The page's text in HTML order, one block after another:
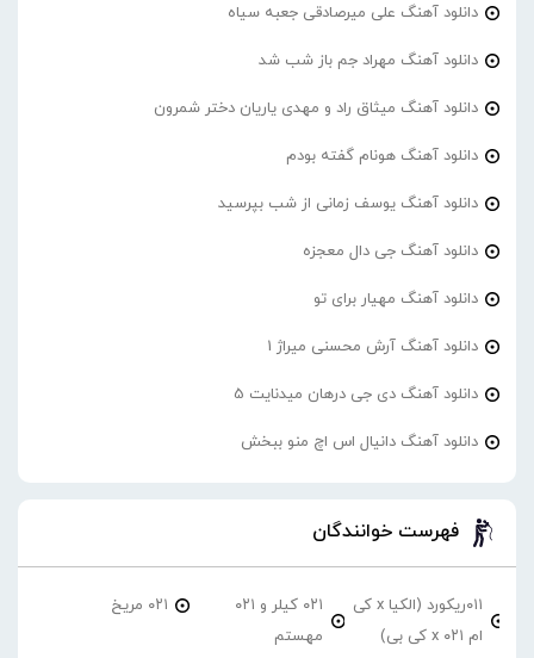
دانلود آهنگ علی میرصادقی جعبه سیاه
دانلود آهنگ مهراد جم باز شب شد
دانلود آهنگ میثاق راد و مهدی یاریان دختر شمرون
دانلود آهنگ هونام گفته بودم
دانلود آهنگ یوسف زمانی از شب بپرسید
دانلود آهنگ جی دال معجزه
دانلود آهنگ مهیار برای تو
دانلود آهنگ آرش محسنی میراژ 1
دانلود آهنگ دی جی درهان میدنایت 5
دانلود آهنگ دانیال اس اچ منو ببخش
فهرست خوانندگان
۰۱۱ریکورد (الکیا x کی
ام ۰۲۱ x کی بی)
۰۲۱ کیلر و ۰۲۱
مهستم
۰۲۱ مریخ